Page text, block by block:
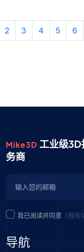
2 3 4 5 6
Mike3D 工业级
务商
我已阅读并同意 《服务
导航